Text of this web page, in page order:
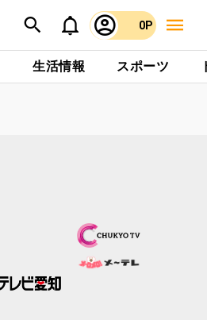
0P
生活情報 スポーツ